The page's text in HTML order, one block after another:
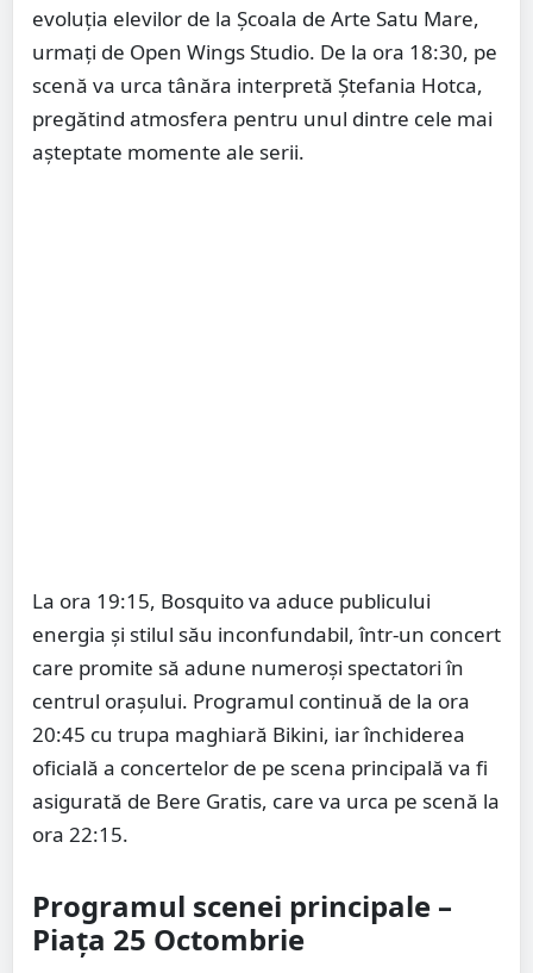
evoluția elevilor de la Școala de Arte Satu Mare,
urmați de Open Wings Studio. De la ora 18:30, pe
scenă va urca tânăra interpretă Ștefania Hotca,
pregătind atmosfera pentru unul dintre cele mai
așteptate momente ale serii.
La ora 19:15, Bosquito va aduce publicului
energia și stilul său inconfundabil, într-un concert
care promite să adune numeroși spectatori în
centrul orașului. Programul continuă de la ora
20:45 cu trupa maghiară Bikini, iar închiderea
oficială a concertelor de pe scena principală va fi
asigurată de Bere Gratis, care va urca pe scenă la
ora 22:15.
Programul scenei principale –
Piața 25 Octombrie